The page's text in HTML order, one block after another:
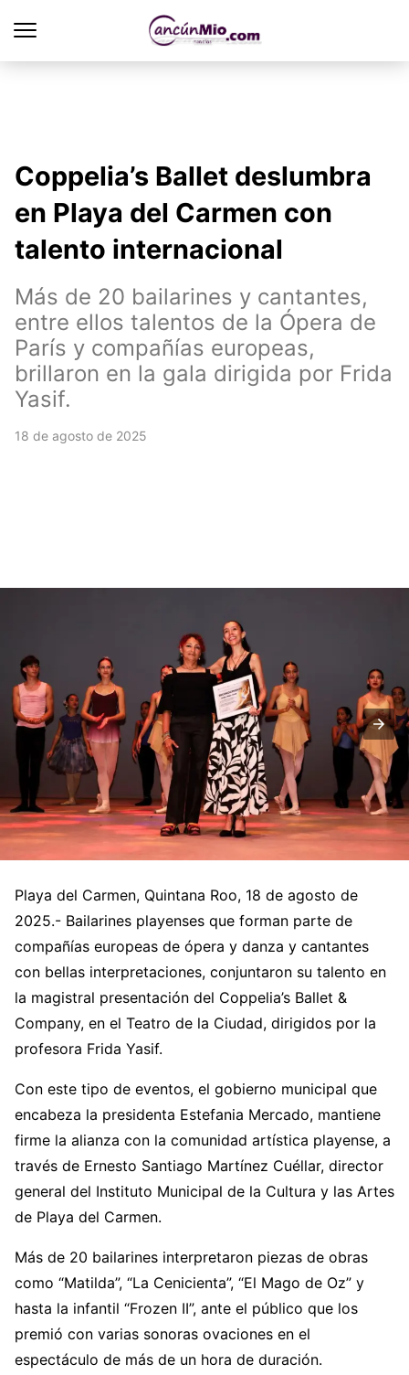
Coppelia’s Ballet deslumbra
en Playa del Carmen con
talento internacional
Más de 20 bailarines y cantantes,
entre ellos talentos de la Ópera de
París y compañías europeas,
brillaron en la gala dirigida por Frida
Yasif.
18 de agosto de 2025
Playa del Carmen, Quintana Roo, 18 de agosto de
2025.- Bailarines playenses que forman parte de
compañías europeas de ópera y danza y cantantes
con bellas interpretaciones, conjuntaron su talento en
la magistral presentación del Coppelia’s Ballet &
Company, en el Teatro de la Ciudad, dirigidos por la
profesora Frida Yasif.
Con este tipo de eventos, el gobierno municipal que
encabeza la presidenta Estefania Mercado, mantiene
firme la alianza con la comunidad artística playense, a
través de Ernesto Santiago Martínez Cuéllar, director
general del Instituto Municipal de la Cultura y las Artes
de Playa del Carmen.
Más de 20 bailarines interpretaron piezas de obras
como “Matilda”, “La Cenicienta”, “El Mago de Oz” y
hasta la infantil “Frozen II”, ante el público que los
premió con varias sonoras ovaciones en el
espectáculo de más de un hora de duración.